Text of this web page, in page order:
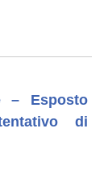
– Esposto
di